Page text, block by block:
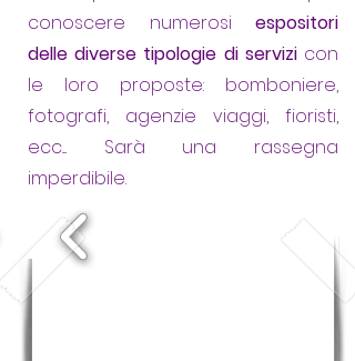
conoscere numerosi espositori
delle diverse tipologie di servizi con
le loro proposte: bomboniere,
fotografi, agenzie viaggi, fioristi,
ecc.... Sarà una rassegna
imperdibile.